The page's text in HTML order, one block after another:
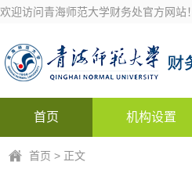
欢迎访问青海师范大学财务处官方网站！
首页 机构设置
首页 > 正文